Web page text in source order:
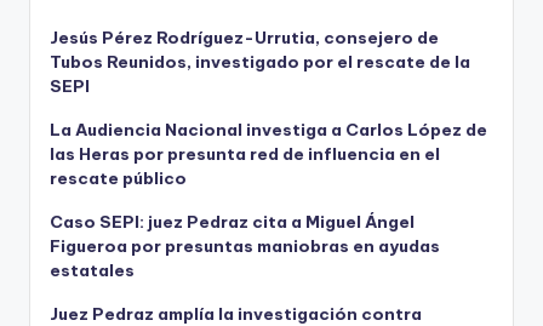
Jesús Pérez Rodríguez-Urrutia, consejero de
Tubos Reunidos, investigado por el rescate de la
SEPI
La Audiencia Nacional investiga a Carlos López de
las Heras por presunta red de influencia en el
rescate público
Caso SEPI: juez Pedraz cita a Miguel Ángel
Figueroa por presuntas maniobras en ayudas
estatales
Juez Pedraz amplía la investigación contra